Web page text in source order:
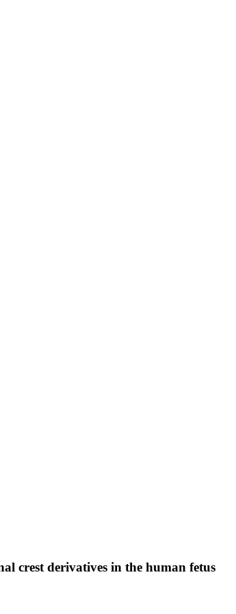
crest derivatives in the human fetus